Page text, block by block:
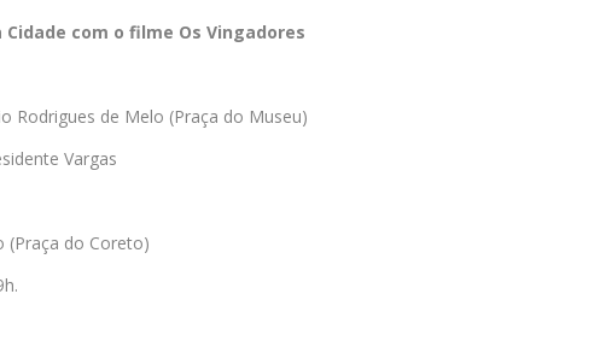
com o filme Os Vingadores
Rodrigues de Melo (Praça do Museu)
Vargas
(Praça do Coreto)